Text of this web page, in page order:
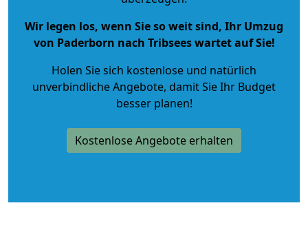
Wir legen los, wenn Sie so weit sind, Ihr Umzug
von Paderborn nach Tribsees wartet auf Sie!
Holen Sie sich kostenlose und natürlich
unverbindliche Angebote, damit Sie Ihr Budget
besser planen!
Kostenlose Angebote erhalten